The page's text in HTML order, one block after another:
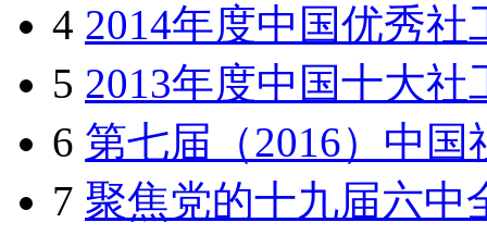
4 2014年度中国优秀社
5 2013年度中国十大社
6 第七届（2016）中国
7 聚焦党的十九届六中